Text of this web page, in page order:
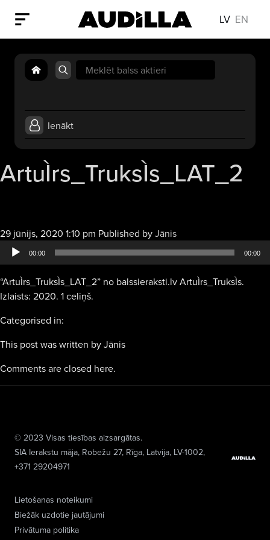
LV EN
Search
for:
Ienākt
ArtuÌrs_TruksÌs_LAT_2
29 jūnijs, 2020 1:10 pm Published byJānisAudio
atskaņotājs
00:00 00:00
“ArtuÌrs_TruksÌs_LAT_2” no balssieraksti.lv ArtuÌrs_TruksÌs.
Izlaists: 2020. 1 celiņš.
Categorised in:
This post was written by Jānis
Comments are closed here.
Lietošanas noteikumi
Biežāk uzdotie jautājumi
Privātuma politika
© 2023 Visas tiesības aizsargātas.
SIA Ierakstu māja, Robežu 27, Rīga, Latvija, LV-1002,
+371 29204971